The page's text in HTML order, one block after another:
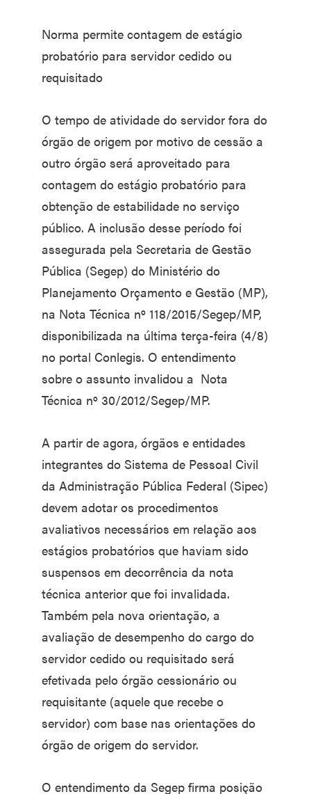
Norma permite contagem de estágio
probatório para servidor cedido ou
requisitado
O tempo de atividade do servidor fora do
órgão de origem por motivo de cessão a
outro órgão será aproveitado para
contagem do estágio probatório para
obtenção de estabilidade no serviço
público. A inclusão desse período foi
assegurada pela Secretaria de Gestão
Pública (Segep) do Ministério do
Planejamento Orçamento e Gestão (MP),
na Nota Técnica nº 118/2015/Segep/MP,
disponibilizada na última terça-feira (4/8)
no portal Conlegis. O entendimento
sobre o assunto invalidou a Nota
Técnica nº 30/2012/Segep/MP.
A partir de agora, órgãos e entidades
integrantes do Sistema de Pessoal Civil
da Administração Pública Federal (Sipec)
devem adotar os procedimentos
avaliativos necessários em relação aos
estágios probatórios que haviam sido
suspensos em decorrência da nota
técnica anterior que foi invalidada.
Também pela nova orientação, a
avaliação de desempenho do cargo do
servidor cedido ou requisitado será
efetivada pelo órgão cessionário ou
requisitante (aquele que recebe o
servidor) com base nas orientações do
órgão de origem do servidor.
O entendimento da Segep firma posição